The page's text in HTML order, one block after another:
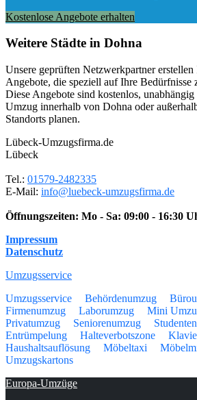
Kostenlose Angebote erhalten
Weitere Städte in Dohna
Unsere geprüften Netzwerkpartner
Angebote, die speziell auf Ihre Bedürfnisse
Diese Angebote sind kostenlos,
Umzug innerhalb von Dohna oder
Standorts planen.
Lübeck-Umzugsfirma.de
Lübeck
Tel.: 01579-2482335
E-Mail: info@luebeck-umzugsfirma.de
Öffnungszeiten: Mo - Sa: 09:00 - 16:30
Impressum
Datenschutz
Umzugsservice
Umzugsservice
Behördenumzug
Firmenumzug
Laborumzug Mini
Privatumzug
Seniorenumzug
Entrümpelung
Halteverbotszone
Haushaltsauflösung
Möbeltaxi
Umzugskartons
Europa-Umzüge